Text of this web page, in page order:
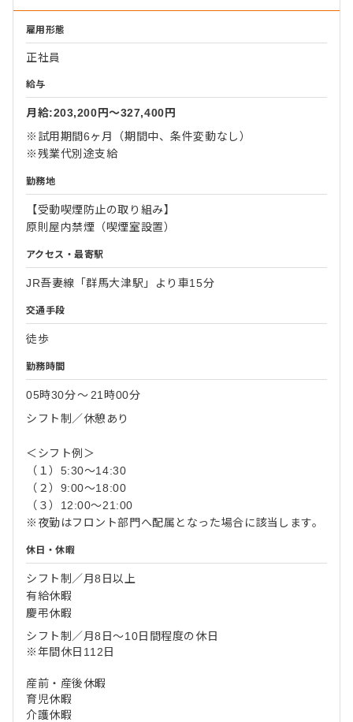
雇用形態
正社員
給与
月給:203,200円〜327,400円
※試用期間6ヶ月（期間中、条件変動なし）
※残業代別途支給
勤務地
【受動喫煙防止の取り組み】
原則屋内禁煙（喫煙室設置）
アクセス・最寄駅
JR吾妻線「群馬大津駅」より車15分
交通手段
徒歩
勤務時間
05時30分〜 21時00分
シフト制／休憩あり
＜シフト例＞
（１）5:30～14:30
（２）9:00～18:00
（３）12:00～21:00
※夜勤はフロント部門へ配属となった場合に該当します。
休日・休暇
シフト制／月8日以上
有給休暇
慶弔休暇
シフト制／月8日～10日間程度の休日
※年間休日112日
産前・産後休暇
育児休暇
介護休暇